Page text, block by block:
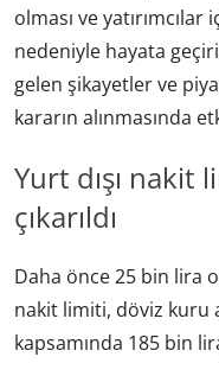
olması ve
nedeniyle hayata
gelen şikayetler ve
kararın alınmasında
Yurt dışı nakit
çıkarıldı
Daha önce 25 bin lira
nakit limiti, döviz kuru
kapsamında 185 bin